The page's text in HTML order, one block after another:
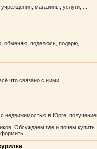
магазины, услуги, ...
обменяю, поделюсь, подарю, ...
что связано с ними
недвижимостью в Юрге,
Обсуждаем где и почем купить